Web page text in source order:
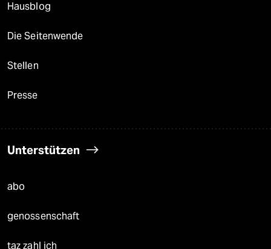
Hausblog
Die Seitenwende
Stellen
Presse
Unterstützen
abo
genossenschaft
taz zahl ich